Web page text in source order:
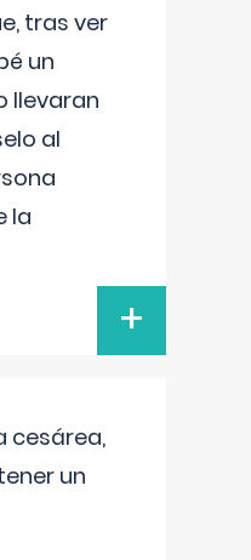
tras ver
un
llevaran
al
la
+
cesárea,
un